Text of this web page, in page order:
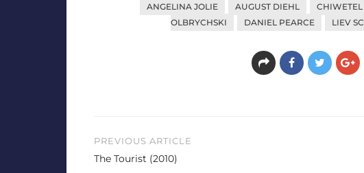
ANGELINA JOLIE AUGUST DIEHL CHIWETEL
OLBRYCHSKI
DANIEL PEARCE LIEV
Beitragsnavigation
PREVIOUS ARTICLE
The Tourist (2010)